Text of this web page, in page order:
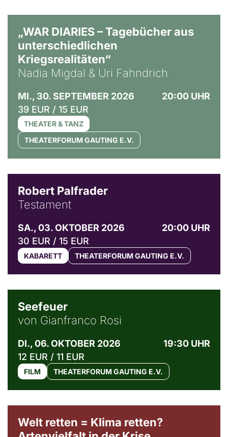
„WAR DIARIES – Tagebücher aus
unterschiedlichen
Kriegsrealitäten“
Nadia Migdal & Uri Fahndrich
MI., 30. SEPTEMBER 2026
20:00 UHR
39 EUR / 15 EUR
THEATER & TANZ
THEATERFORUM GAUTING E.V.
Robert Palfrader
Testament
SA., 03. OKTOBER 2026
20:00 UHR
30 EUR / 15 EUR
KABARETT THEATERFORUM GAUTING E.V.
Seefeuer
von Gianfranco Rosi
DI., 06. OKTOBER 2026
19:30 UHR
12 EUR / 11 EUR
FILM THEATERFORUM GAUTING E.V.
Welt retten = Klima retten?